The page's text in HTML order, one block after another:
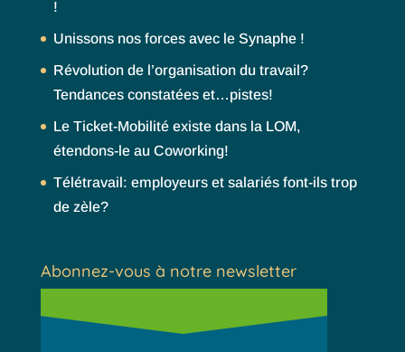
!
Unissons nos forces avec le Synaphe !
Révolution de l’organisation du travail?
Tendances constatées et…pistes!
Le Ticket-Mobilité existe dans la LOM,
étendons-le au Coworking!
Télétravail: employeurs et salariés font-ils trop
de zèle?
Abonnez-vous à notre newsletter